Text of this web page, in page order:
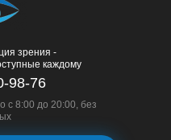
зрения -
каждому
98-76
с 8:00 до 20:00, без